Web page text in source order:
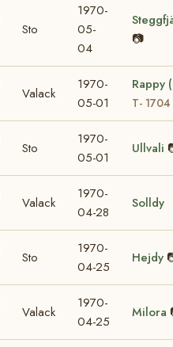
Sto
1970-
05-
04
📷
Valack
1970-
05-01
Rappy
T- 1704
Sto
1970-
05-01
Ullvali
Valack
1970-
04-28
Solldy
Sto
1970-
04-25
Hejdy
Valack
1970-
04-25
Milora